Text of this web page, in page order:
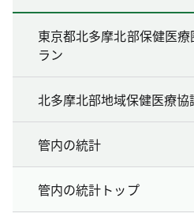
東京都北多摩北部保健医
ラン
北多摩北部地域保健医療協
管内の統計
管内の統計トップ